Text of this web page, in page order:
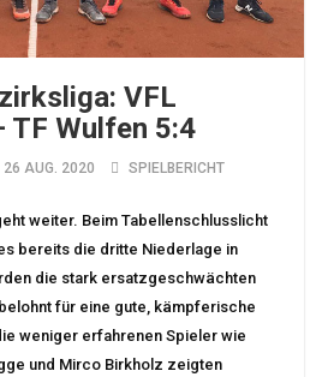
VFL
TF Wulfen 5:4
26 AUG. 2020 SPIELBERICHT
weiter. Beim Tabellenschlusslicht
bereits die dritte Niederlage in
die stark ersatzgeschwächten
für eine gute, kämpferische
weniger erfahrenen Spieler wie
und Mirco Birkholz zeigten